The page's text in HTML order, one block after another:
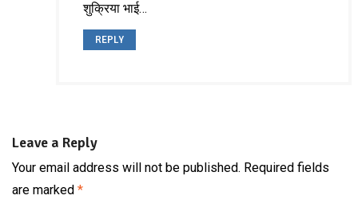
शुक्रिया भाई…
REPLY
Leave a Reply
Your email address will not be published. Required fields
are marked *